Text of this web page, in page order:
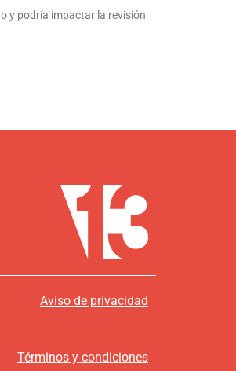
y podría impactar la revisión
Aviso de privacidad
Términos y condiciones